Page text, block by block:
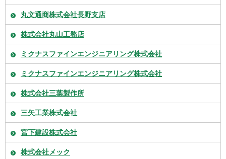
丸文通商株式会社長野支店
株式会社丸山工務店
ミクナスファインエンジニアリング株式会社
ミクナスファインエンジニアリング株式会社
株式会社三葉製作所
三矢工業株式会社
宮下建設株式会社
株式会社メック